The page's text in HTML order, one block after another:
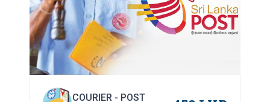
COURIER - POST